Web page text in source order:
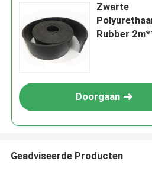
Zwarte
Rubber
Doorgaan
Geadviseerde Producten